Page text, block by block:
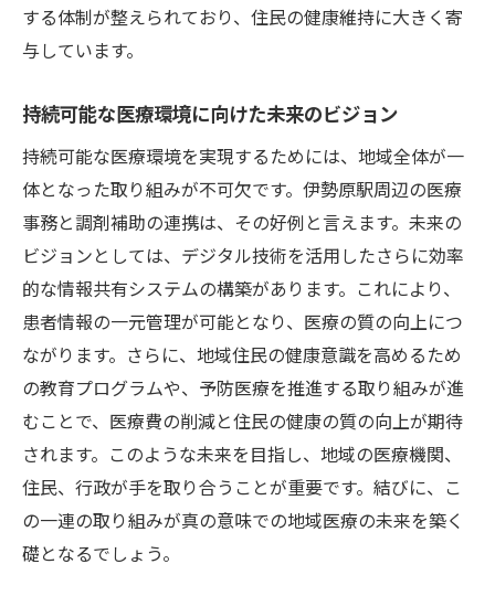
する体制が整えられており、住民の健康維持に大きく寄
与しています。
持続可能な医療環境に向けた未来のビジョン
持続可能な医療環境を実現するためには、地域全体が一
体となった取り組みが不可欠です。伊勢原駅周辺の医療
事務と調剤補助の連携は、その好例と言えます。未来の
ビジョンとしては、デジタル技術を活用したさらに効率
的な情報共有システムの構築があります。これにより、
患者情報の一元管理が可能となり、医療の質の向上につ
ながります。さらに、地域住民の健康意識を高めるため
の教育プログラムや、予防医療を推進する取り組みが進
むことで、医療費の削減と住民の健康の質の向上が期待
されます。このような未来を目指し、地域の医療機関、
住民、行政が手を取り合うことが重要です。結びに、こ
の一連の取り組みが真の意味での地域医療の未来を築く
礎となるでしょう。